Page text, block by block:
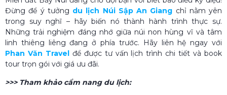
Đừng để ý tưởng du lịch Núi Sập An Giang chỉ nằm yên
trong suy nghĩ – hãy biến nó thành hành trình thực sự.
Những trải nghiệm đáng nhớ giữa núi non hùng vĩ và tâm
linh thiêng liêng đang ở phía trước. Hãy liên hệ ngay với
Phan Văn Travelđể được tư vấn lịch trình chi tiết và book
tour trọn gói với giá ưu đãi.
>>> Tham khảo cẩm nang du lịch: